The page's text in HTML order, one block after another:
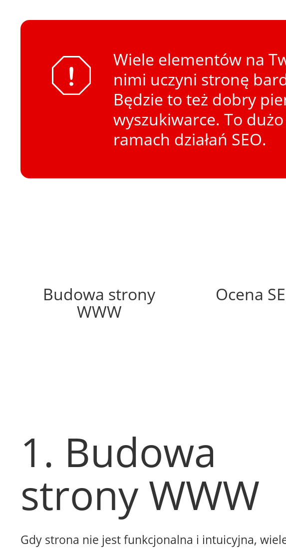
Wiele elementów na
nimi uczyni stronę
Będzie to też dobry
wyszukiwarce. To
ramach działań SEO.
Budowa strony
WWW
Ocena
1. Budowa
strony WWW
Gdy strona nie jest funkcjonalna i intuicyjna,